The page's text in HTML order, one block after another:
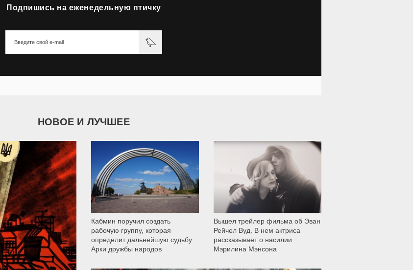
Подпишись на еженедельную птичку
НОВОЕ И ЛУЧШЕЕ
Кабмин поручил создать
рабочую группу, которая
определит дальнейшую судьбу
Арки дружбы народов
9 786
Вышел трейлер фильма об Эван
Рейчел Вуд. В нем актриса
рассказывает о насилии
Мэрилина Мэнсона